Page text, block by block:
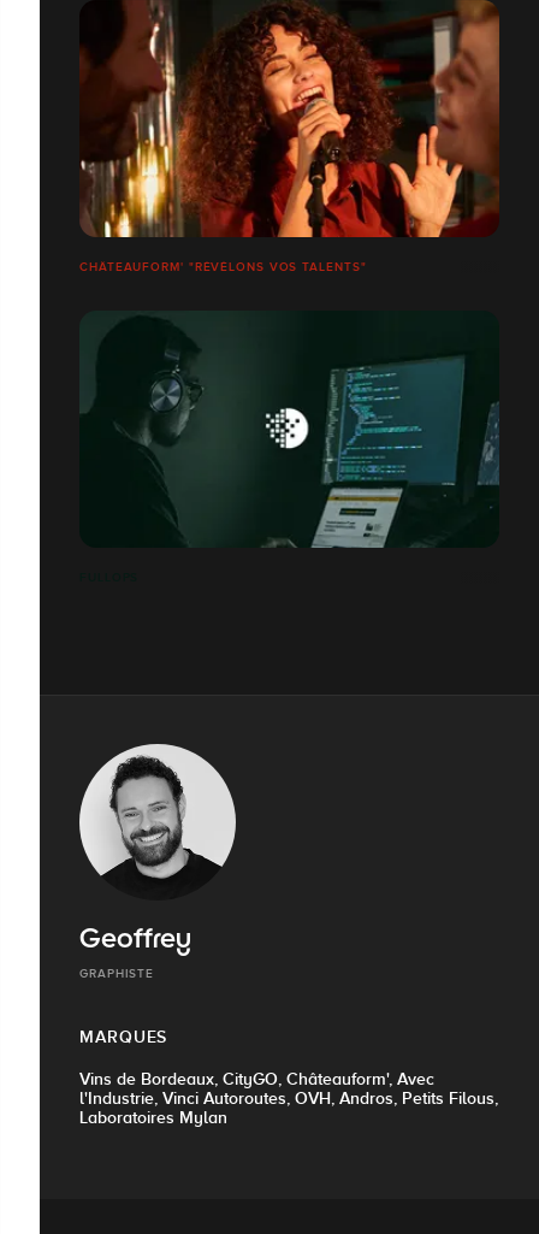
CHÂTEAUFORM' "RÉVÉLONS VOS TALENTS"
Geoffrey
GRAPHISTE
MARQUES
Vins de Bordeaux, CityGO, Châteauform', Avec
l'Industrie, Vinci Autoroutes, OVH, Andros, Petits Filous,
Laboratoires Mylan